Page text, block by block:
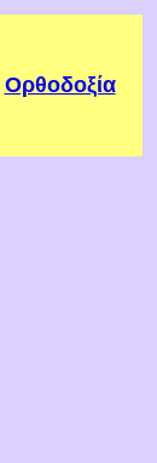
Ορθοδοξία